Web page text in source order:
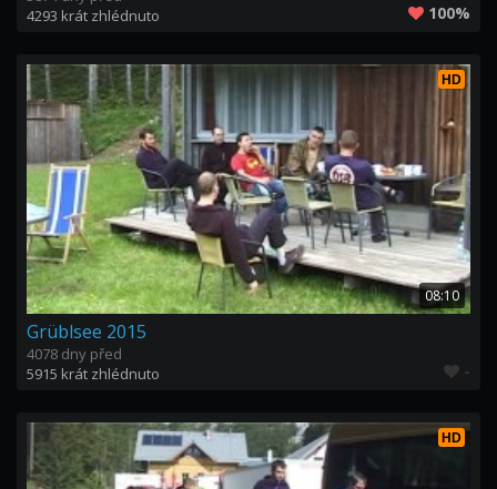
4293 krát zhlédnuto
100%
HD
08:10
Grüblsee 2015
4078 dny před
5915 krát zhlédnuto
-
HD